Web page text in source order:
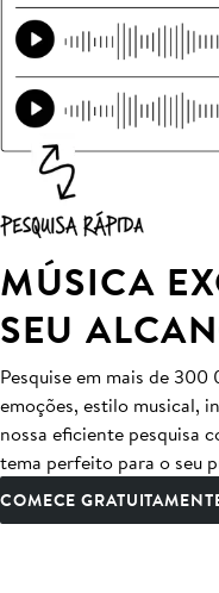
MÚSICA
SEU
Pesquise em mais de
emoções, estilo musical,
nossa eficiente pesquisa
tema perfeito para o seu
COMECE